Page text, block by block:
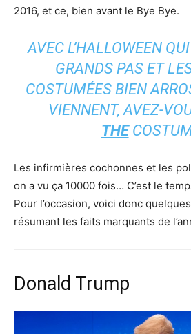
2016, et ce, bien avant le Bye Bye.
AVEC L’HALLOWEEN
GRANDS PAS ET
COSTUMÉES BIEN
VIENNENT, AVEZ-
THE
Les infirmières cochonnes et les
on a vu ça 10000 fois… C’est le
Pour l’occasion, voici donc
résumant les faits marquants de
Donald Trump